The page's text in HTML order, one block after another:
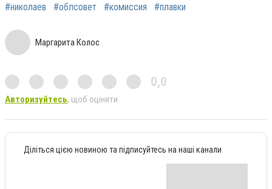
#николаев #облсовет #комиссия #плавки
Маргарита Колос
0,0
Авторизуйтесь, щоб оцінити
Діліться цією новиною та підписуйтесь на наші канали